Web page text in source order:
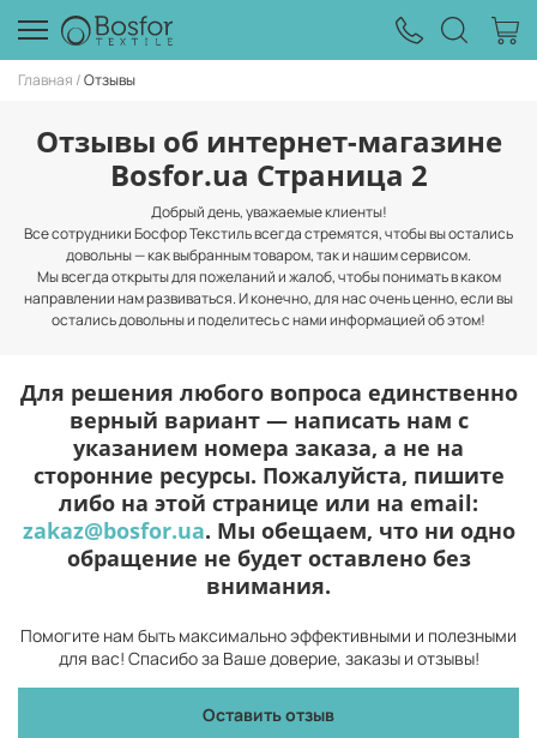
Главная Отзывы
Отзывы об интернет-магазине
Bosfor.ua Страница 2
Добрый день, уважаемые клиенты!
Все сотрудники Босфор Текстиль всегда стремятся, чтобы вы остались
довольны — как выбранным товаром, так и нашим сервисом.
Мы всегда открыты для пожеланий и жалоб, чтобы понимать в каком
направлении нам развиваться. И конечно, для нас очень ценно, если вы
остались довольны и поделитесь с нами информацией об этом!
Для решения любого вопроса единственно
верный вариант — написать нам с
указанием номера заказа, а не на
сторонние ресурсы. Пожалуйста, пишите
либо на этой странице или на email:
zakaz@bosfor.ua. Мы обещаем, что ни одно
обращение не будет оставлено без
внимания.
Помогите нам быть максимально эффективными и полезными
для вас! Спасибо за Ваше доверие, заказы и отзывы!
Оставить отзыв